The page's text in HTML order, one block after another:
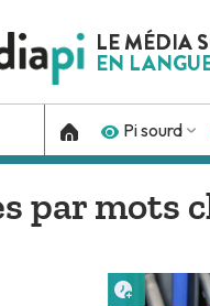
LE MÉDIA
EN
Pi sourd
par mots
Lire plus